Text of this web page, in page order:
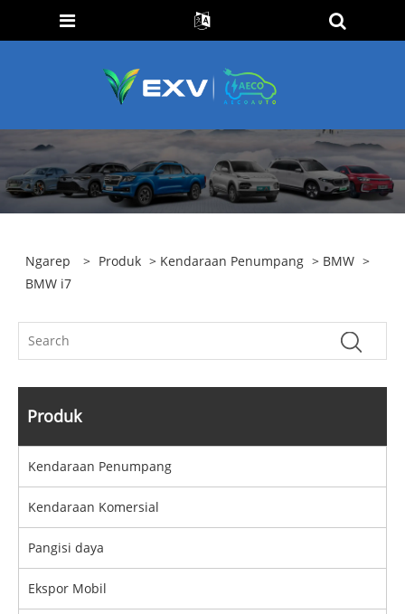
Ngarep > Produk > Kendaraan Penumpang > BMW >
BMW i7
Produk
Kendaraan Penumpang
Kendaraan Komersial
Pangisi daya
Ekspor Mobil